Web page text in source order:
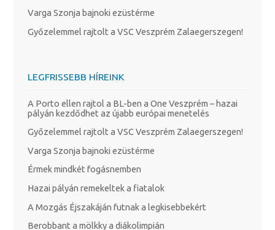
Varga Szonja bajnoki ezüstérme
Győzelemmel rajtolt a VSC Veszprém Zalaegerszegen!
LEGFRISSEBB HÍREINK
A Porto ellen rajtol a BL-ben a One Veszprém – hazai
pályán kezdődhet az újabb európai menetelés
Győzelemmel rajtolt a VSC Veszprém Zalaegerszegen!
Varga Szonja bajnoki ezüstérme
Érmek mindkét fogásnemben
Hazai pályán remekeltek a fiatalok
A Mozgás Éjszakáján futnak a legkisebbekért
Berobbant a mölkky a diákolimpián